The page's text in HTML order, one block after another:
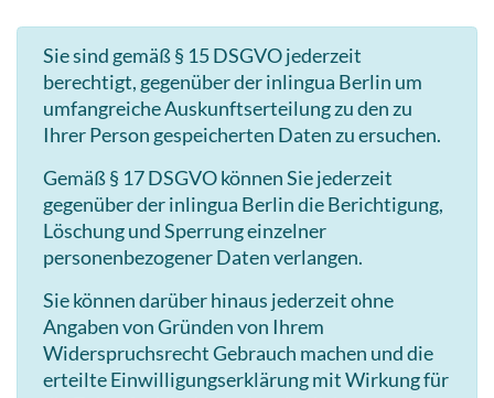
Sie sind gemäß § 15 DSGVO jederzeit
berechtigt, gegenüber der inlingua Berlin um
umfangreiche Auskunftserteilung zu den zu
Ihrer Person gespeicherten Daten zu ersuchen.
Gemäß § 17 DSGVO können Sie jederzeit
gegenüber der inlingua Berlin die Berichtigung,
Löschung und Sperrung einzelner
personenbezogener Daten verlangen.
Sie können darüber hinaus jederzeit ohne
Angaben von Gründen von Ihrem
Widerspruchsrecht Gebrauch machen und die
erteilte Einwilligungserklärung mit Wirkung für